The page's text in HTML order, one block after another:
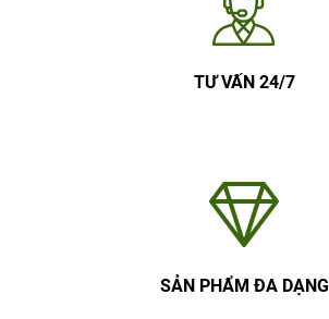
TƯ VẤN 24/7
SẢN PHẨM ĐA DẠNG